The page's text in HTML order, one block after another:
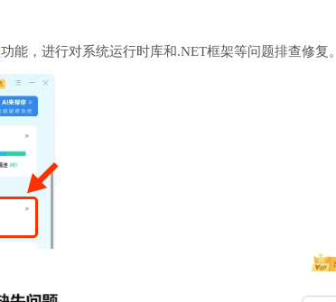
功能，进行对系统运行时库和.NET框架等问题排查修复。